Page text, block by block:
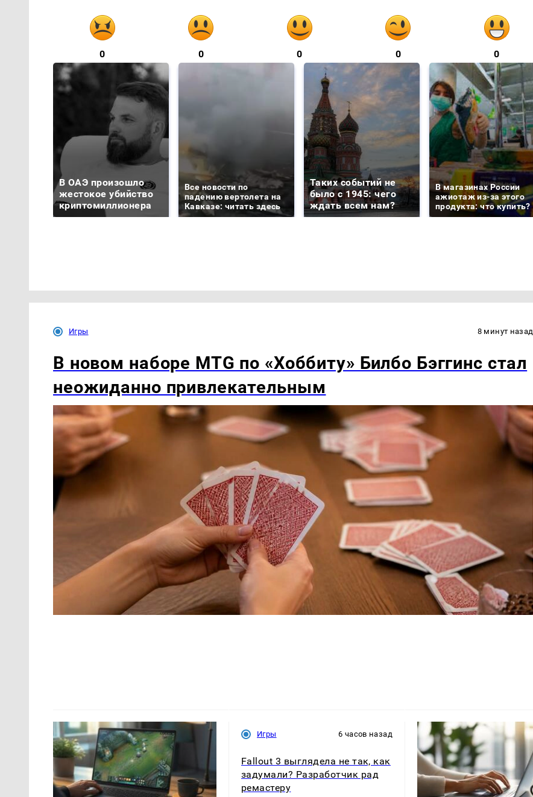
0 0 0 0 0
В ОАЭ произошло
жестокое убийство
криптомиллионера
Все новости по
падению вертолета на
Кавказе: читать здесь
Таких событий не
было с 1945: чего
ждать всем нам?
В магазинах России
ажиотаж из-за этого
продукта: что купить?
Игры 8 минут назад
В новом наборе MTG по «Хоббиту» Билбо Бэггинс стал
неожиданно привлекательным
Игры 6 часов назад
Fallout 3 выглядела не так, как
задумали? Разработчик рад
ремастеру